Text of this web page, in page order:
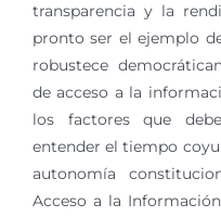
transparencia y la
pronto ser el ejemplo
robustece
de acceso a la
los factores que
entender el tiempo
autonomía
Acceso a la